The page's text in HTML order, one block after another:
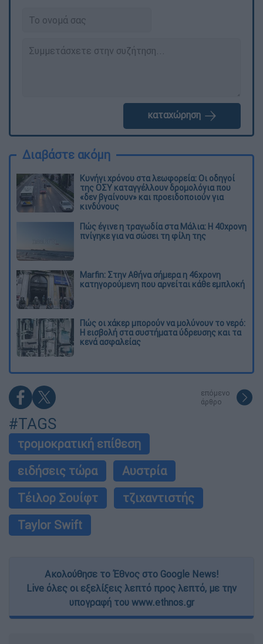
καταχώρηση
Διαβάστε ακόμη
Κυνήγι χρόνου στα λεωφορεία: Οι οδηγοί
της ΟΣΥ καταγγέλλουν δρομολόγια που
«δεν βγαίνουν» και προειδοποιούν για
κινδύνους
Πώς έγινε η τραγωδία στα Μάλια: Η 40χρονη
πνίγηκε για να σώσει τη φίλη της
Marfin: Στην Αθήνα σήμερα η 46χρονη
κατηγορούμενη που αρνείται κάθε εμπλοκή
Πώς οι χάκερ μπορούν να μολύνουν το νερό:
Η εισβολή στα συστήματα ύδρευσης και τα
κενά ασφαλείας
επόμενο
άρθρο
#TAGS
τρομοκρατική επίθεση
ειδήσεις τώρα
Αυστρία
Τέιλορ Σουίφτ
τζιχαντιστής
Taylor Swift
Ακολούθησε το Έθνος στο Google News!
Live όλες οι εξελίξεις λεπτό προς λεπτό, με την
υπογραφή του www.ethnos.gr